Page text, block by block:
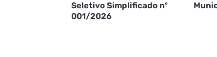
Seletivo Simplificado nº
001/2026